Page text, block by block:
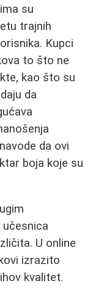
su
trajnih
Kupci
to što ne
kao što su
da
da ovi
boja koje su
U online
izrazito
kvalitet.